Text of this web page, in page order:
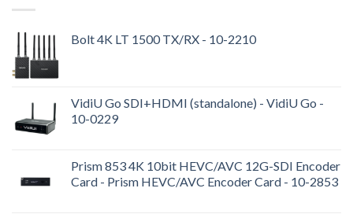
Bolt 4K LT 1500 TX/RX - 10-2210
VidiU Go SDI+HDMI (standalone) - VidiU Go -
10-0229
Prism 853 4K 10bit HEVC/AVC 12G-SDI Encoder
Card - Prism HEVC/AVC Encoder Card - 10-2853